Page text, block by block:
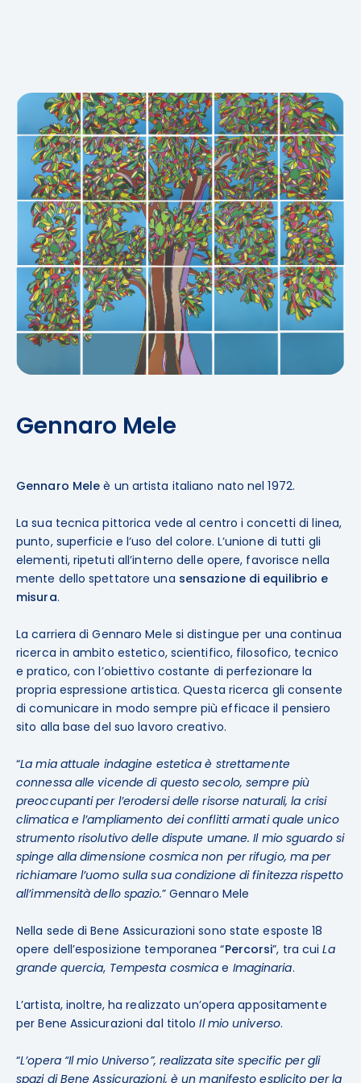
Gennaro Mele
Gennaro Mele è un artista italiano nato nel 1972.
La sua tecnica pittorica vede al centro i concetti di linea,
punto, superficie e l’uso del colore. L’unione di tutti gli
elementi, ripetuti all’interno delle opere, favorisce nella
mente dello spettatore una sensazione di equilibrio e
misura.
La carriera di Gennaro Mele si distingue per una continua
ricerca in ambito estetico, scientifico, filosofico, tecnico
e pratico, con l’obiettivo costante di perfezionare la
propria espressione artistica. Questa ricerca gli consente
di comunicare in modo sempre più efficace il pensiero
sito alla base del suo lavoro creativo.
“La mia attuale indagine estetica è strettamente
connessa alle vicende di questo secolo, sempre più
preoccupanti per l’erodersi delle risorse naturali, la crisi
climatica e l’ampliamento dei conflitti armati quale unico
strumento risolutivo delle dispute umane. Il mio sguardo si
spinge alla dimensione cosmica non per rifugio, ma per
richiamare l’uomo sulla sua condizione di finitezza rispetto
all’immensità dello spazio.” Gennaro Mele
Nella sede di Bene Assicurazioni sono state esposte 18
opere dell’esposizione temporanea “Percorsi”, tra cuiLa
grande quercia, Tempesta cosmica e Imaginaria.
L’artista, inoltre, ha realizzato un’opera appositamente
per Bene Assicurazioni dal titoloIl mio universo.
“L’opera “Il mio Universo”, realizzata site specific per gli
spazi di Bene Assicurazioni, è un manifesto esplicito per la